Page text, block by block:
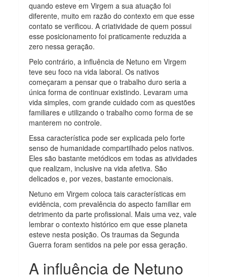
quando esteve em Virgem a sua atuação foi
diferente, muito em razão do contexto em que esse
contato se verificou. A criatividade de quem possui
esse posicionamento foi praticamente reduzida a
zero nessa geração.
Pelo contrário, a influência de Netuno em Virgem
teve seu foco na vida laboral. Os nativos
começaram a pensar que o trabalho duro seria a
única forma de continuar existindo. Levaram uma
vida simples, com grande cuidado com as questões
familiares e utilizando o trabalho como forma de se
manterem no controle.
Essa característica pode ser explicada pelo forte
senso de humanidade compartilhado pelos nativos.
Eles são bastante metódicos em todas as atividades
que realizam, inclusive na vida afetiva. São
delicados e, por vezes, bastante emocionais.
Netuno em Virgem coloca tais características em
evidência, com prevalência do aspecto familiar em
detrimento da parte profissional. Mais uma vez, vale
lembrar o contexto histórico em que esse planeta
esteve nesta posição. Os traumas da Segunda
Guerra foram sentidos na pele por essa geração.
A influência de Netuno